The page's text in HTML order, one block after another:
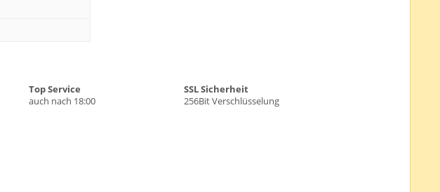
Top Service
auch nach 18:00
SSL Sicherheit
256Bit Verschlüsselung